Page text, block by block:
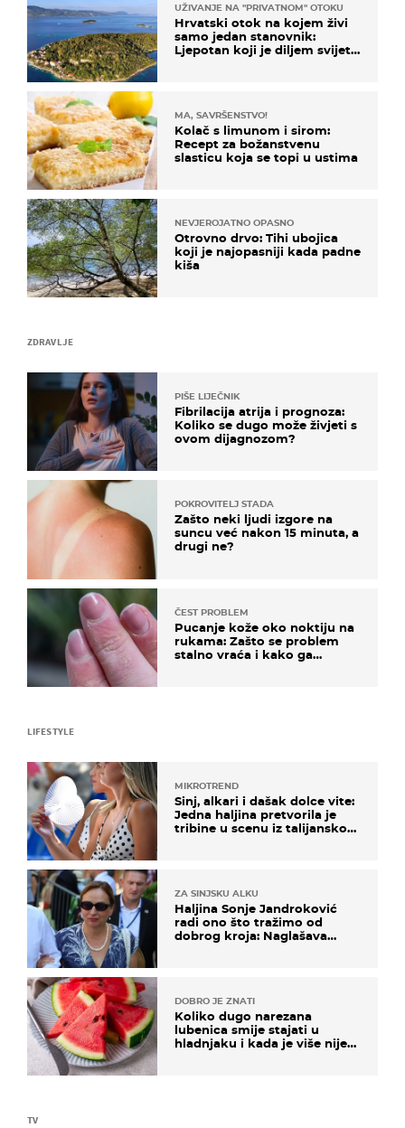
ZDRAVLJE
PIŠE LIJEČNIK
Fibrilacija atrija i prognoza:
Koliko se dugo može živjeti s
ovom dijagnozom?
POKROVITELJ STADA
Zašto neki ljudi izgore na
suncu već nakon 15 minuta, a
drugi ne?
ČEST PROBLEM
Pucanje kože oko noktiju na
rukama: Zašto se problem
stalno vraća i kako ga
TV
UŽIVANJE NA "PRIVATNOM" OTOKU
Hrvatski otok na kojem živi
samo jedan stanovnik:
Ljepotan koji je diljem svijeta
MA, SAVRŠENSTVO!
Kolač s limunom i sirom:
Recept za božanstvenu
slasticu koja se topi u ustima
NEVJEROJATNO OPASNO
Otrovno drvo: Tihi ubojica
koji je najopasniji kada padne
kiša
LIFESTYLE
MIKROTREND
Sinj, alkari i dašak dolce vite:
Jedna haljina pretvorila je
tribine u scenu iz talijanskog
ZA SINJSKU ALKU
Haljina Sonje Jandroković
radi ono što tražimo od
dobrog kroja: Naglašava
DOBRO JE ZNATI
Koliko dugo narezana
lubenica smije stajati u
hladnjaku i kada je više nije